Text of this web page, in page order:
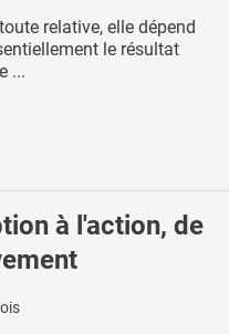
relative, elle dépend
le résultat
...
à l'action, de